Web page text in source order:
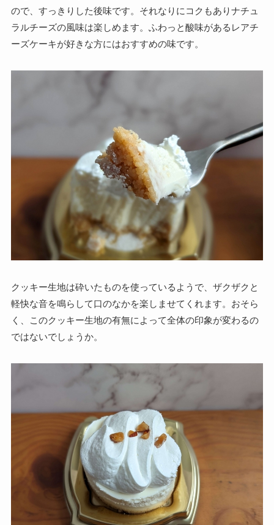
ので、すっきりした後味です。それなりにコクもありナチュ
ラルチーズの風味は楽しめます。ふわっと酸味があるレアチ
ーズケーキが好きな方にはおすすめの味です。
クッキー生地は砕いたものを使っているようで、ザクザクと
軽快な音を鳴らして口のなかを楽しませてくれます。おそら
く、このクッキー生地の有無によって全体の印象が変わるの
ではないでしょうか。